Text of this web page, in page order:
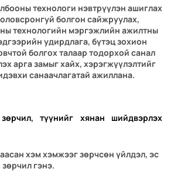
технологи нэвтрүүлэн ашиглах
болгон сайжруулах,
технологийн мэргэжлийн ажилтны
удирдлага, бүтэц зохион
болгох талаар тодорхой санал
арга замыг хайх, хэрэгжүүлэлтийг
санаачлагатай ажиллана.
түүнийг хянан шийдвэрлэх
хэм хэмжээг зөрчсөн үйлдэл, эс
гэнэ.